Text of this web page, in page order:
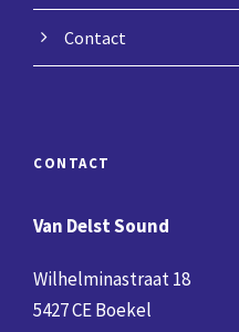
Contact
CONTACT
Van Delst Sound
Wilhelminastraat 18
5427 CE Boekel